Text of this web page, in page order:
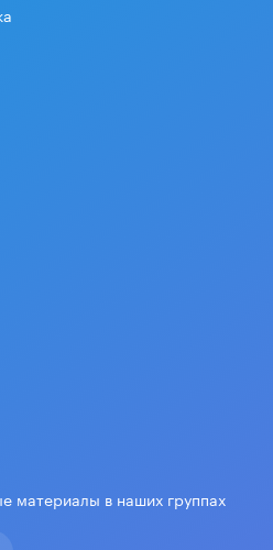
материалы в наших группах